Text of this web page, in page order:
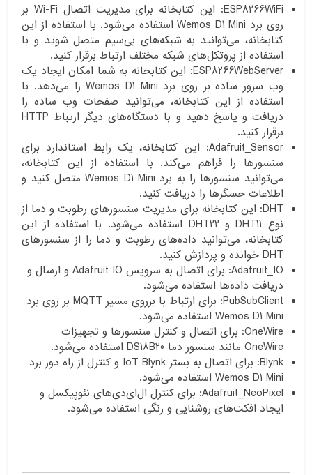
ESP8266WiFi: این کتابخانه برای مدیریت اتصال Wi-Fi بر
روی برد Wemos D1 Mini استفاده می‌شود. با استفاده از این
کتابخانه، می‌توانید به شبکه‌های بی‌سیم متصل شوید و با
استفاده از پروتکل‌های شبکه مختلف ارتباط برقرار کنید.
ESP8266WebServer: این کتابخانه به شما امکان ایجاد یک
وب سرور ساده بر روی برد Wemos D1 Mini را می‌دهد. با
استفاده از این کتابخانه، می‌توانید صفحات وب ساده را
دریافت و پاسخ دهید و با دستگاه‌های دیگر ارتباط HTTP
برقرار کنید.
Adafruit_Sensor: این کتابخانه، یک رابط استاندارد برای
سنسورها را فراهم می‌کند. با استفاده از این کتابخانه،
می‌توانید سنسورها را به برد Wemos D1 Mini متصل کنید و
اطلاعات حسگرها را دریافت کنید.
DHT: این کتابخانه برای مدیریت سنسورهای رطوبت و دما از
نوع DHT11 و DHT22 استفاده می‌شود. با استفاده از این
کتابخانه، می‌توانید داده‌های رطوبت و دما را از سنسورهای
DHT خوانده و پردازش کنید.
Adafruit_IO: برای اتصال به سرویس Adafruit IO و ارسال و
دریافت داده‌ها استفاده می‌شود.
PubSubClient: برای ارتباط با برروی مسیر MQTT بر روی برد
Wemos D1 Mini استفاده می‌شود.
OneWire: برای اتصال و کنترل سنسورها و تجهیزات
OneWire مانند سنسور دما DS18B20 استفاده می‌شود.
Blynk: برای اتصال به بستر IoT Blynk و کنترل از راه دور برد
Wemos D1 Mini استفاده می‌شود.
Adafruit_NeoPixel: برای کنترل ال‌ای‌دی‌های نئوپیکسل و
ایجاد افکت‌های روشنایی و رنگی استفاده می‌شود.